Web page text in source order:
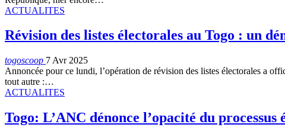
ACTUALITES
Révision des listes électorales au Togo : un
togoscoop 7 Avr 2025
Annoncée pour ce lundi, l’opération de révision des listes électorales a
tout autre :…
ACTUALITES
Togo: L’ANC dénonce l’opacité du processus